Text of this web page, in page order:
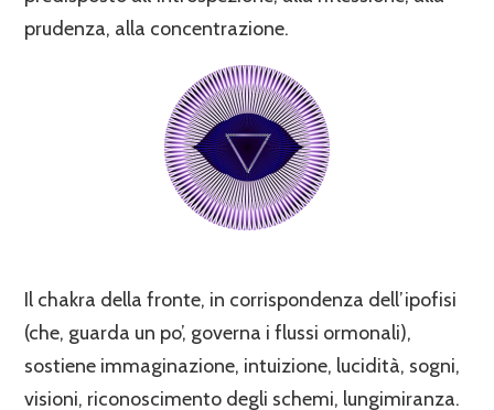
prudenza, alla concentrazione.
Il chakra della fronte, in corrispondenza dell’ipofisi
(che, guarda un po’, governa i flussi ormonali),
sostiene immaginazione, intuizione, lucidità, sogni,
visioni, riconoscimento degli schemi, lungimiranza.